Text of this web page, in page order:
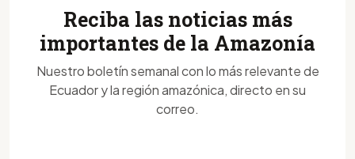
Reciba las noticias más
importantes de la Amazonía
Nuestro boletín semanal con lo más relevante de
Ecuador y la región amazónica, directo en su
correo.